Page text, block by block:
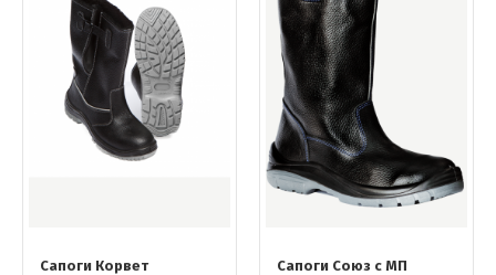
Сапоги Корвет
Сапоги Союз с МП